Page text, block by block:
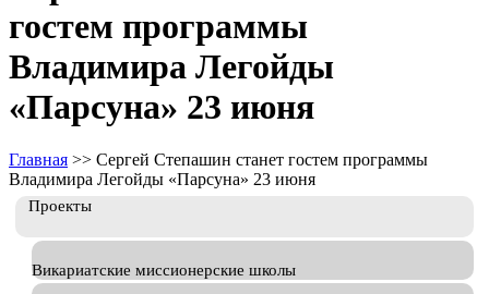
гостем программы
Владимира Легойды
«Парсуна» 23 июня
Главная >> Сергей Степашин станет гостем программы
Владимира Легойды «Парсуна» 23 июня
Проекты
Викариатские миссионерские школы